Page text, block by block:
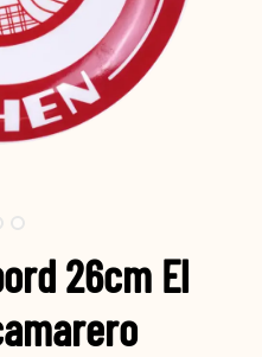
26cm El